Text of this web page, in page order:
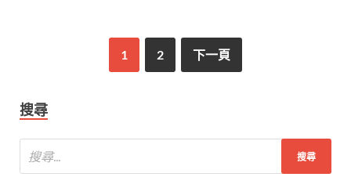
1 2 下一頁
搜尋